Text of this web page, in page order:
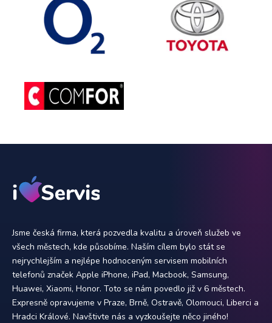
Jsme česká firma, která pozvedla kvalitu a úroveň služeb ve
všech městech, kde působíme. Naším cílem bylo stát se
nejrychlejším a nejlépe hodnoceným servisem mobilních
telefonů značek Apple iPhone, iPad, Macbook, Samsung,
Huawei, Xiaomi, Honor. Toto se nám povedlo již v 6 městech.
Expresně opravujeme v Praze, Brně, Ostravě, Olomouci, Liberci a
Hradci Králové. Navštivte nás a vyzkoušejte něco jiného!